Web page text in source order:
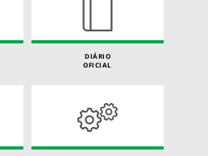
DIÁRIO
OFICIAL